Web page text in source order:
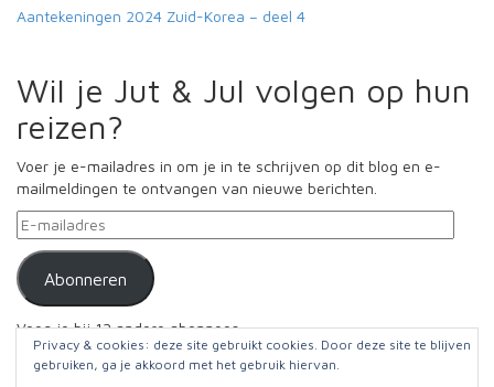
Aantekeningen 2024 Zuid-Korea – deel 4
Wil je Jut & Jul volgen op hun
reizen?
Voer je e-mailadres in om je in te schrijven op dit blog en e-
mailmeldingen te ontvangen van nieuwe berichten.
E-
mailadres
Abonneren
Voeg je bij 12 andere abonnees
Privacy & cookies: deze site gebruikt cookies. Door deze site te blijven
gebruiken, ga je akkoord met het gebruik hiervan.